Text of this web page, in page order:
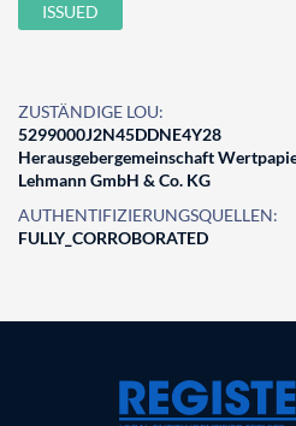
ISSUED
ZUSTÄNDIGE LOU:
5299000J2N45DDNE4Y28
Herausgebergemeinschaft
Lehmann GmbH & Co. KG
AUTHENTIFIZIERUNGSQUELLEN:
FULLY_CORROBORATED